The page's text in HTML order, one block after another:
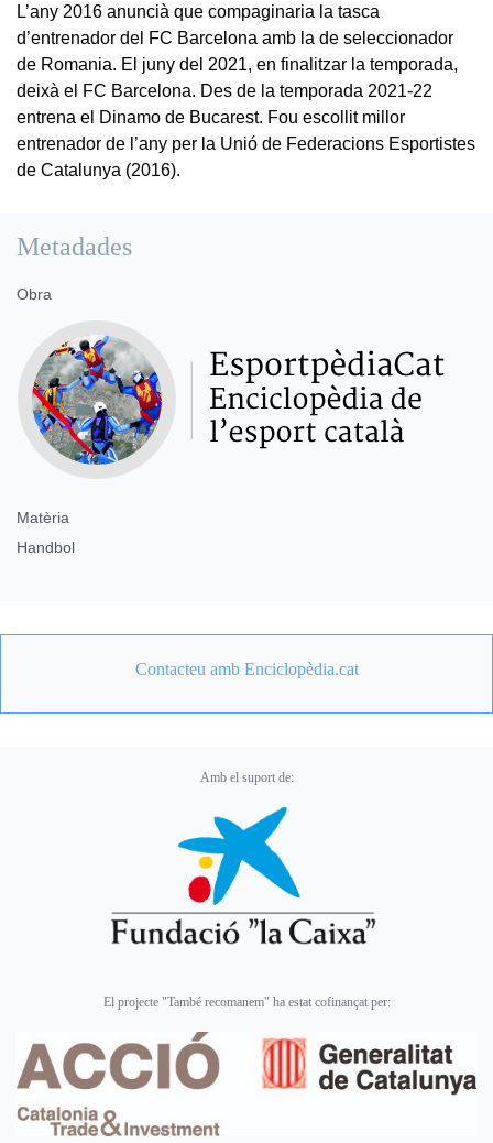
L’any 2016 anuncià que compaginaria la tasca
d’entrenador del FC Barcelona amb la de seleccionador
de Romania. El juny del 2021, en finalitzar la temporada,
deixà el FC Barcelona. Des de la temporada 2021-22
entrena el Dinamo de Bucarest. Fou escollit millor
entrenador de l’any per la Unió de Federacions Esportistes
de Catalunya (2016).
Metadades
Obra
Matèria
Handbol
Contacteu amb Enciclopèdia.cat
Amb el suport de:
El projecte "També recomanem" ha estat cofinançat per: